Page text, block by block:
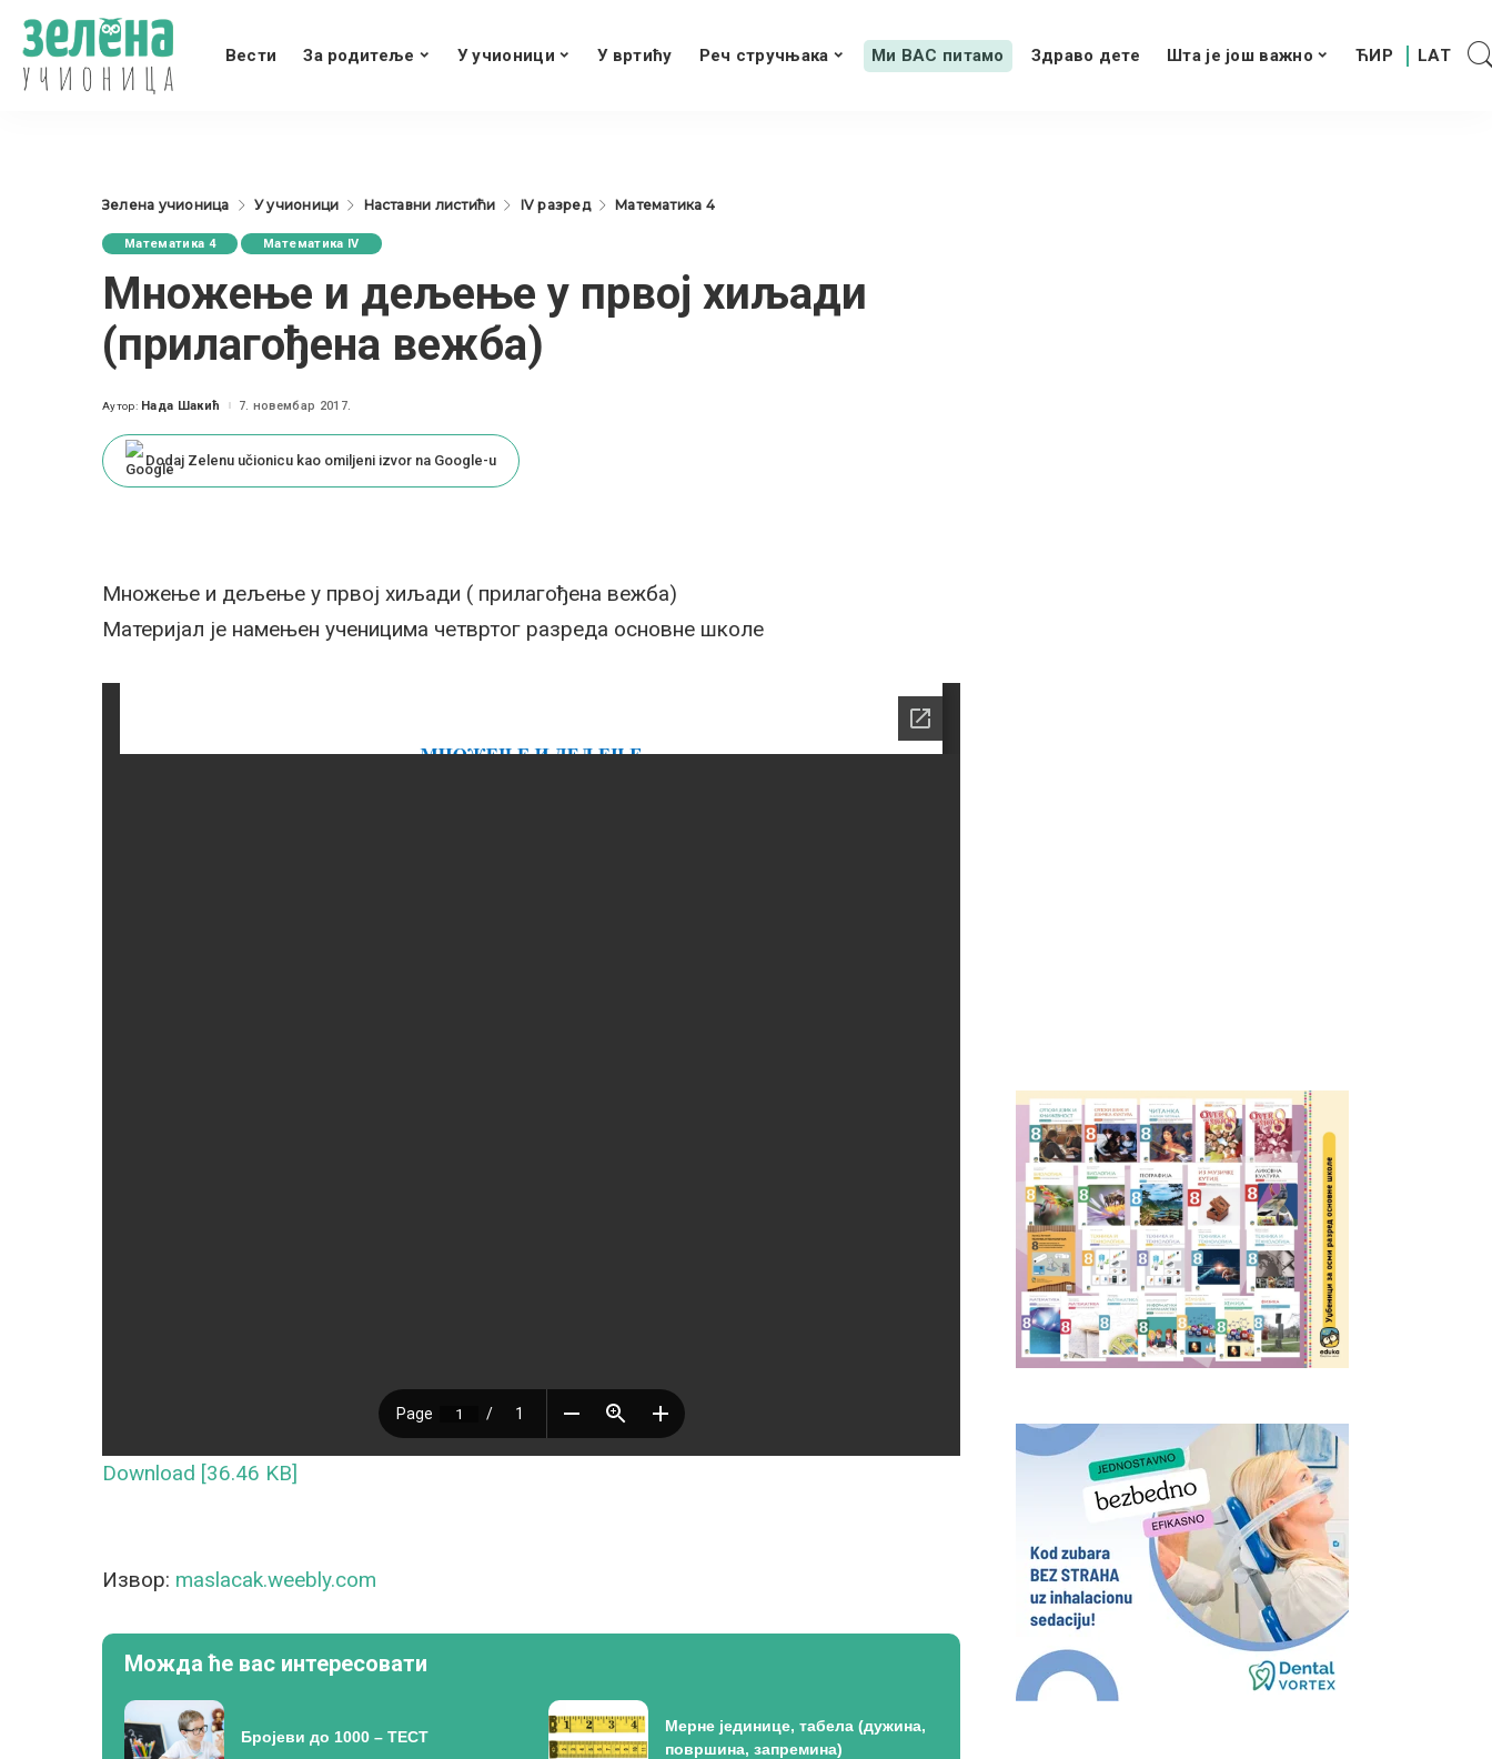
Вести За родитеље У учионици У вртићу Реч стручњака Ми ВАС питамо Здраво дете Шта је још важно
Зелена учионица У учионици Наставни листићи IV разред Математика 4
Математика 4 Математика IV
Множење и дељење у првој хиљади
(прилагођена вежба)
Posted
Аутор: Нада Шакић 7. новембар 2017.
Dodaj Zelenu učionicu kao omiljeni izvor na Google-u
Множење и дељење у првој хиљади ( прилагођена вежба)
Материјал је намењен ученицима четвртог разреда основне школе
Download [36.46 KB]
Извор: maslacak.weebly.com
Можда ће вас интересовати
Бројеви до 1000 – ТЕСТ
Мерне јединице, табела (дужина,
површина, запремина)